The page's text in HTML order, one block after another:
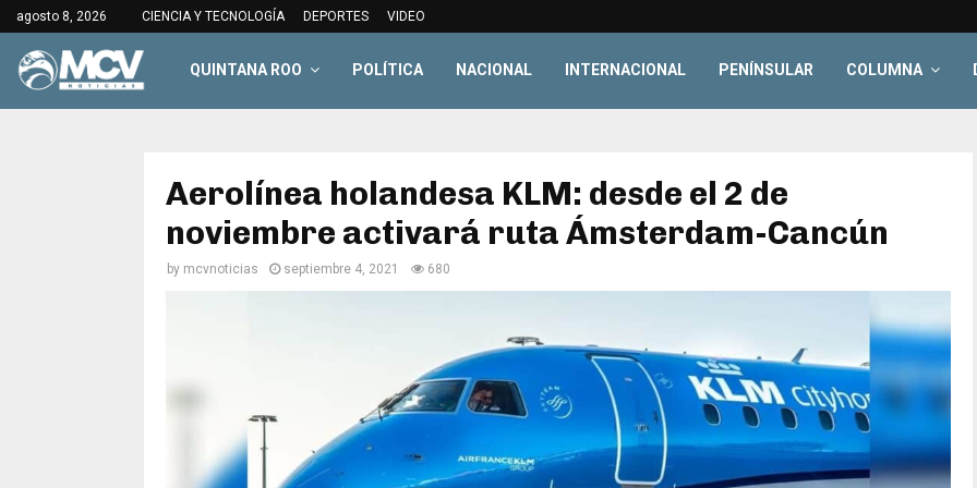
agosto 8, 2026 CIENCIA Y TECNOLOGÍA DEPORTES VIDEO
QUINTANA ROO POLÍTICA NACIONAL INTERNACIONAL PENÍNSULAR COLUMNA
Aerolínea holandesa KLM: desde el 2 de
noviembre activará ruta Ámsterdam-Cancún
by mcvnoticias septiembre 4, 2021 680